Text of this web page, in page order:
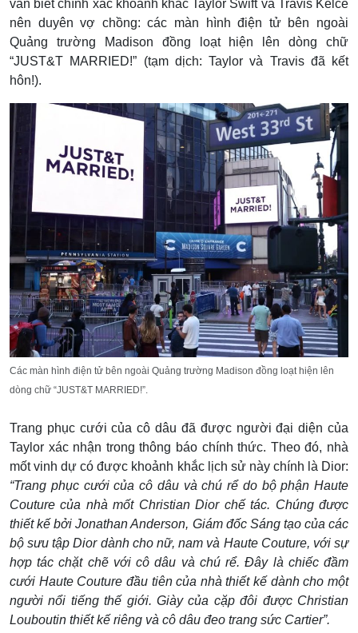
vẫn biết chính xác khoảnh khắc Taylor Swift và Travis Kelce
nên duyên vợ chồng: các màn hình điện tử bên ngoài
Quảng trường Madison đồng loạt hiện lên dòng chữ
“JUST&T MARRIED!” (tạm dịch: Taylor và Travis đã kết
hôn!).
Các màn hình điện tử bên ngoài Quảng trường Madison đồng loạt hiện lên
dòng chữ “JUST&T MARRIED!”.
Trang phục cưới của cô dâu đã được người đại diện của
Taylor xác nhận trong thông báo chính thức. Theo đó, nhà
mốt vinh dự có được khoảnh khắc lịch sử này chính là Dior:
“Trang phục cưới của cô dâu và chú rể do bộ phận Haute
Couture của nhà mốt Christian Dior chế tác. Chúng được
thiết kế bởi Jonathan Anderson, Giám đốc Sáng tạo của các
bộ sưu tập Dior dành cho nữ, nam và Haute Couture, với sự
hợp tác chặt chẽ với cô dâu và chú rể. Đây là chiếc đầm
cưới Haute Couture đầu tiên của nhà thiết kế dành cho một
người nổi tiếng thế giới. Giày của cặp đôi được Christian
Louboutin thiết kế riêng và cô dâu đeo trang sức Cartier”.